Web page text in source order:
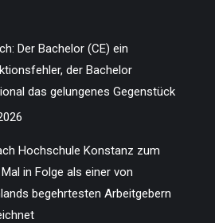
new
window
new
window
new
window
Der Bachelor (CE) ein
der Bachelor
das gelungenes Gegenstück
Hochschule Konstanz zum
in Folge als einer von
begehrtesten Arbeitgebern